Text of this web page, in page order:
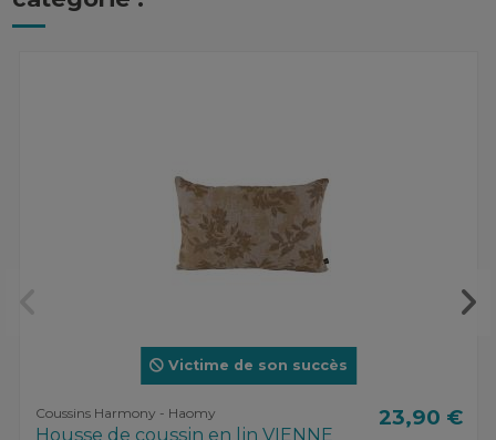
Victime de son succès
Coussins Harmony - Haomy
Housse de coussin en lin VIENNE
23,90 €